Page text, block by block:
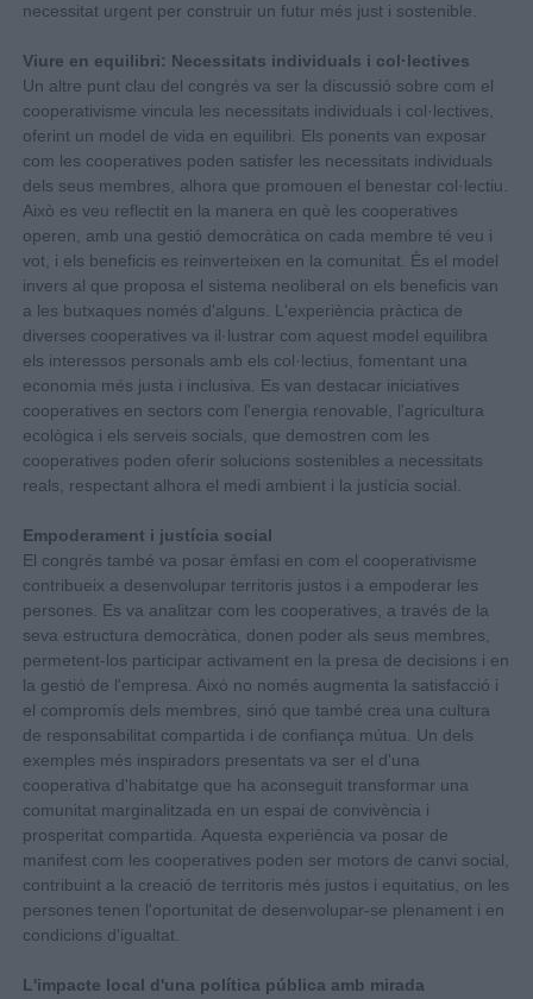
necessitat urgent per construir un futur més just i sostenible.
Viure en equilibri: Necessitats individuals i col·lectives
Un altre punt clau del congrés va ser la discussió sobre com el
cooperativisme vincula les necessitats individuals i col·lectives,
oferint un model de vida en equilibri. Els ponents van exposar
com les cooperatives poden satisfer les necessitats individuals
dels seus membres, alhora que promouen el benestar col·lectiu.
Això es veu reflectit en la manera en què les cooperatives
operen, amb una gestió democràtica on cada membre té veu i
vot, i els beneficis es reinverteixen en la comunitat. És el model
invers al que proposa el sistema neoliberal on els beneficis van
a les butxaques només d'alguns. L'experiència pràctica de
diverses cooperatives va il·lustrar com aquest model equilibra
els interessos personals amb els col·lectius, fomentant una
economia més justa i inclusiva. Es van destacar iniciatives
cooperatives en sectors com l'energia renovable, l'agricultura
ecològica i els serveis socials, que demostren com les
cooperatives poden oferir solucions sostenibles a necessitats
reals, respectant alhora el medi ambient i la justícia social.
Empoderament i justícia social
El congrés també va posar èmfasi en com el cooperativisme
contribueix a desenvolupar territoris justos i a empoderar les
persones. Es va analitzar com les cooperatives, a través de la
seva estructura democràtica, donen poder als seus membres,
permetent-los participar activament en la presa de decisions i en
la gestió de l'empresa. Això no només augmenta la satisfacció i
el compromís dels membres, sinó que també crea una cultura
de responsabilitat compartida i de confiança mútua. Un dels
exemples més inspiradors presentats va ser el d'una
cooperativa d'habitatge que ha aconseguit transformar una
comunitat marginalitzada en un espai de convivència i
prosperitat compartida. Aquesta experiència va posar de
manifest com les cooperatives poden ser motors de canvi social,
contribuint a la creació de territoris més justos i equitatius, on les
persones tenen l'oportunitat de desenvolupar-se plenament i en
condicions d'igualtat.
L'impacte local d'una política pública amb mirada